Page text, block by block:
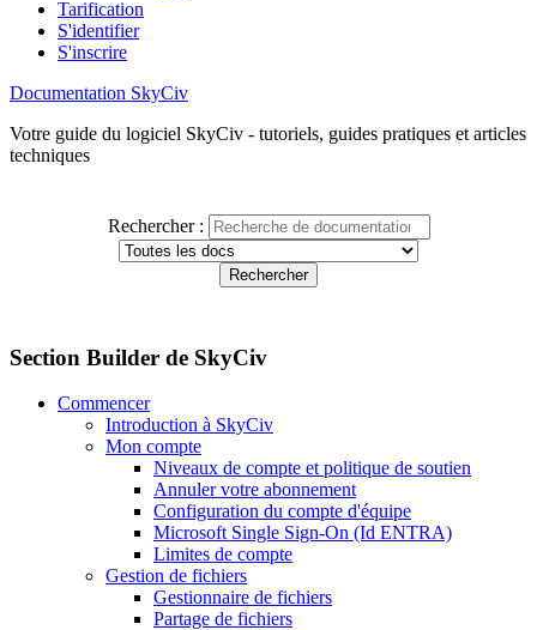
Tarification
S'identifier
S'inscrire
Documentation SkyCiv
Votre guide du logiciel SkyCiv - tutoriels, guides pratiques et articles
techniques
Rechercher :
Section Builder de SkyCiv
Commencer
Introduction à SkyCiv
Mon compte
Niveaux de compte et politique de soutien
Annuler votre abonnement
Configuration du compte d'équipe
Microsoft Single Sign-On (Id ENTRA)
Limites de compte
Gestion de fichiers
Gestionnaire de fichiers
Partage de fichiers